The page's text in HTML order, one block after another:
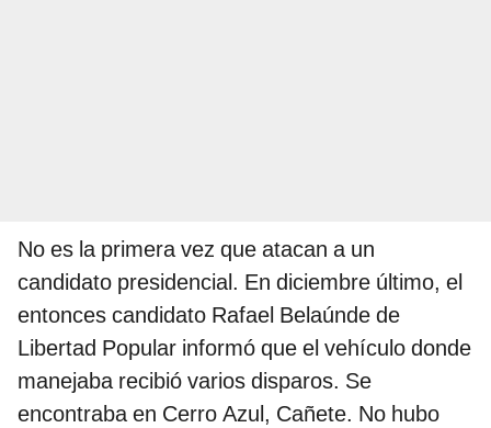
No es la primera vez que atacan a un
candidato presidencial. En diciembre último, el
entonces candidato Rafael Belaúnde de
Libertad Popular informó que el vehículo donde
manejaba recibió varios disparos. Se
encontraba en Cerro Azul, Cañete. No hubo